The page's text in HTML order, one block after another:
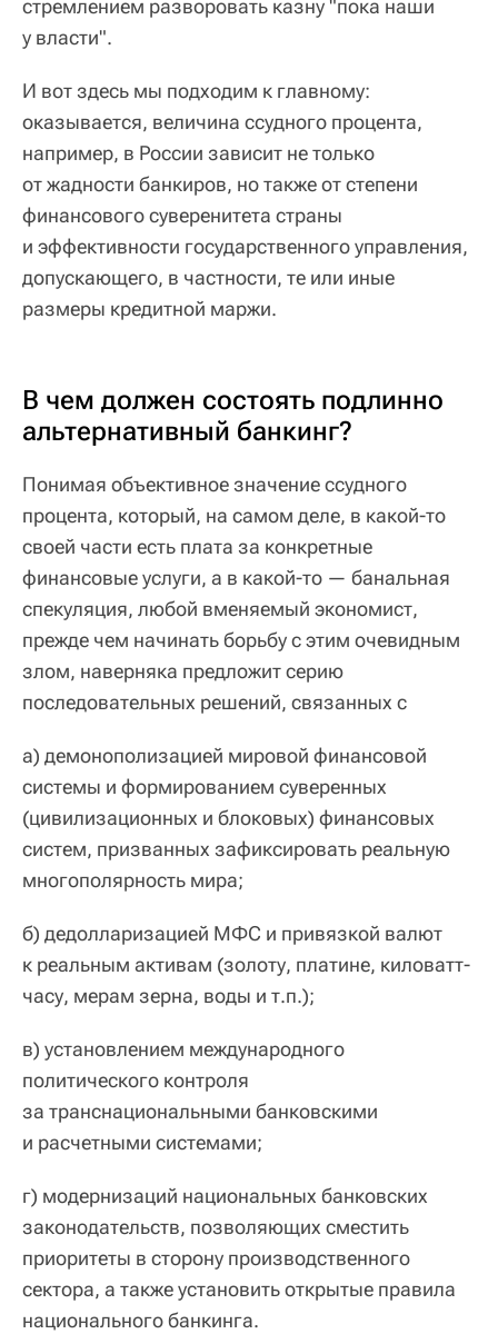
стремлением разворовать казну "пока наши
у власти".
И вот здесь мы подходим к главному:
оказывается, величина ссудного процента,
например, в России зависит не только
от жадности банкиров, но также от степени
финансового суверенитета страны
и эффективности государственного управления,
допускающего, в частности, те или иные
размеры кредитной маржи.
В чем должен состоять подлинно
альтернативный банкинг?
Понимая объективное значение ссудного
процента, который, на самом деле, в какой-то
своей части есть плата за конкретные
финансовые услуги, а в какой-то — банальная
спекуляция, любой вменяемый экономист,
прежде чем начинать борьбу с этим очевидным
злом, наверняка предложит серию
последовательных решений, связанных с
а) демонополизацией мировой финансовой
системы и формированием суверенных
(цивилизационных и блоковых) финансовых
систем, призванных зафиксировать реальную
многополярность мира;
б) дедолларизацией МФС и привязкой валют
к реальным активам (золоту, платине, киловатт-
часу, мерам зерна, воды и т.п.);
в) установлением международного
политического контроля
за транснациональными банковскими
и расчетными системами;
г) модернизаций национальных банковских
законодательств, позволяющих сместить
приоритеты в сторону производственного
сектора, а также установить открытые правила
национального банкинга.